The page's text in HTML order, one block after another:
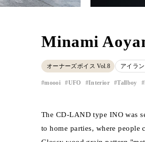
Minami
オーナーズボイス Vol.8 アイラ
moooi ​ ​ UFO Interior Tallboy
The CD-LAND type INO was
to home parties, where